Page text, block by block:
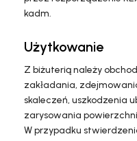
kadm.
Użytkowanie
Z biżuterią należy
zakładania,
skaleczeń, uszkodzenia
zarysowania
W przypadku